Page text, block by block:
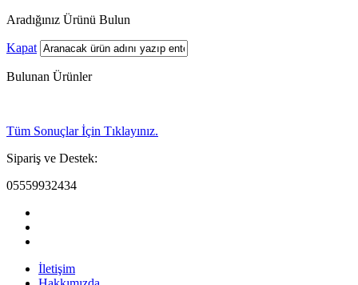
Aradığınız Ürünü Bulun
Kapat
Bulunan Ürünler
Tüm Sonuçlar İçin Tıklayınız.
Sipariş ve Destek:
05559932434
İletişim